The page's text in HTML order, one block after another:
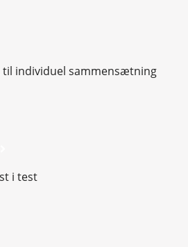
individuel sammensætning
i test